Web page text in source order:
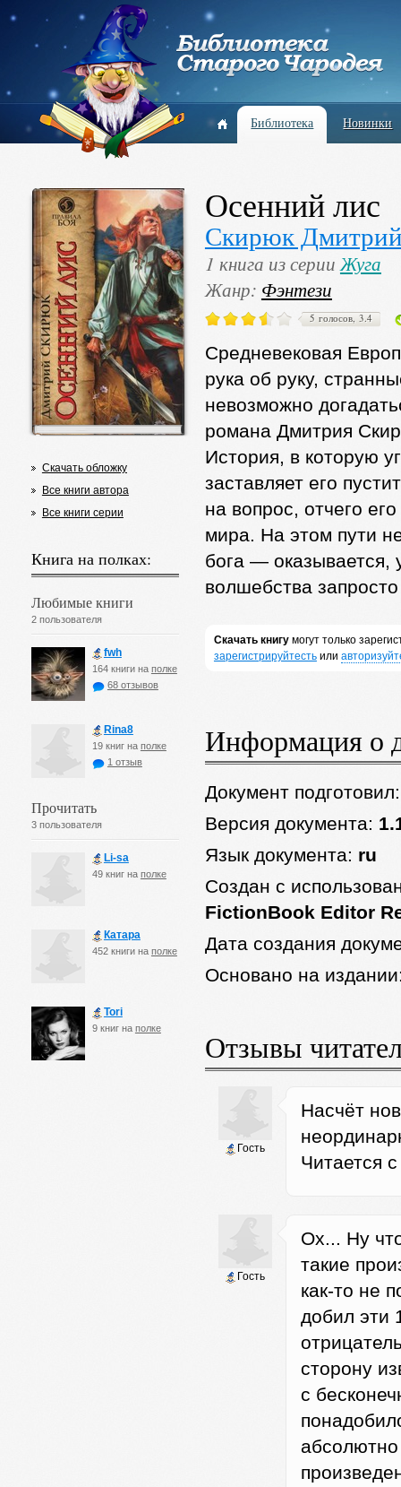
Библиотека Новинки
Скачать обложку
Все книги автора
Все книги серии
Книга на полках:
Любимые книги
2 пользователя
fwh
164 книги на полке
68 отзывов
Rina8
19 книг на полке
1 отзыв
Прочитать
3 пользователя
Li-sa
49 книг на полке
Катара
452 книги на полке
Tori
9 книг на полке
Осенний лис
Скирюк
1 книга из серииЖуга
Жанр: Фэнтези
5 голосов, 3.4
Средневековая
рука об руку,
невозможно
романа Дмитрия
История, в которую
заставляет его
на вопрос, отчего
мира. На этом пути
бога — оказывается,
волшебства
Скачать книгумогут только
зарегистрируйтестьили
Информация о
Документ
Версия документа:
Язык документа: ru
Создан с
FictionBook Editor
Дата создания
Основано на
Отзывы
Гость
Насчёт
Читается
Гость
Ох... Ну
такие
как-то не
добил эти
сторону
с